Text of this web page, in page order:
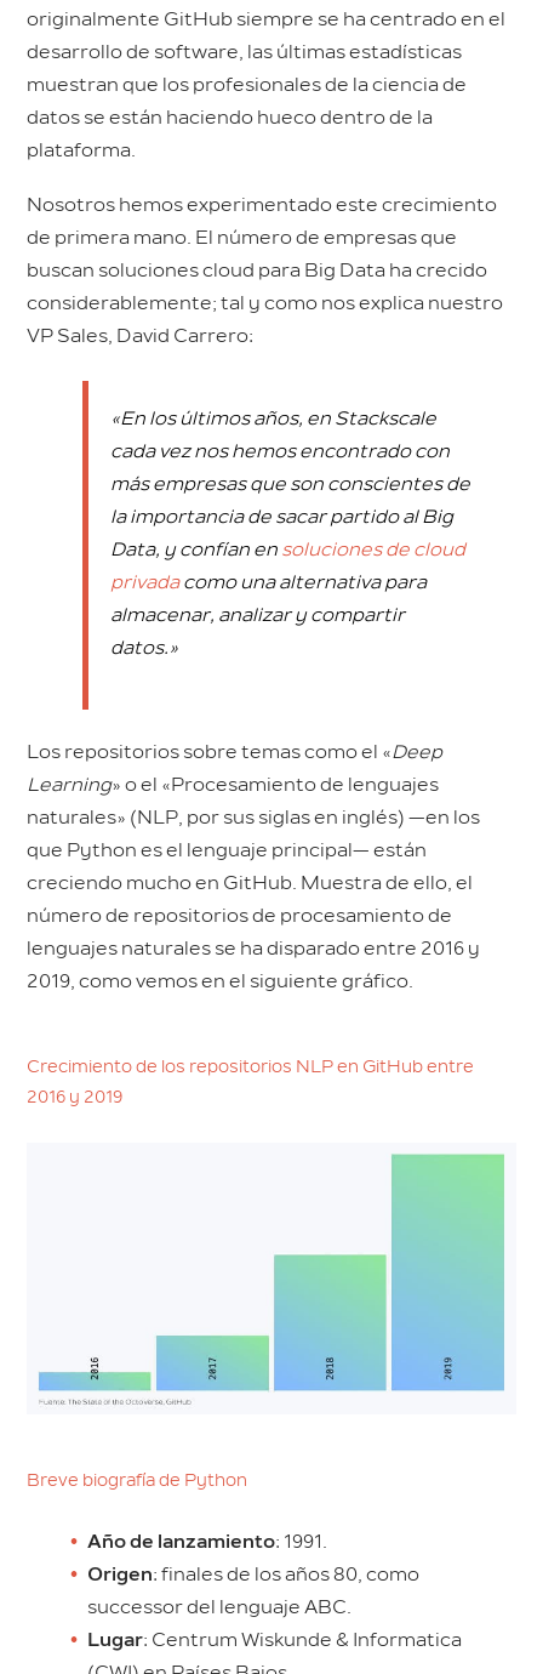
originalmente GitHub siempre se ha centrado en el
desarrollo de software, las últimas estadísticas
muestran que los profesionales de la ciencia de
datos se están haciendo hueco dentro de la
plataforma.
Nosotros hemos experimentado este crecimiento
de primera mano. El número de empresas que
buscan soluciones cloud para Big Data ha crecido
considerablemente; tal y como nos explica nuestro
VP Sales, David Carrero:
«En los últimos años, en Stackscale
cada vez nos hemos encontrado con
más empresas que son conscientes de
la importancia de sacar partido al Big
Data, y confían en soluciones de cloud
privadacomo una alternativa para
almacenar, analizar y compartir
datos.»
Los repositorios sobre temas como el «Deep
Learning» o el «Procesamiento de lenguajes
naturales» (NLP, por sus siglas en inglés) —en los
que Python es el lenguaje principal— están
creciendo mucho en GitHub. Muestra de ello, el
número de repositorios de procesamiento de
lenguajes naturales se ha disparado entre 2016 y
2019, como vemos en el siguiente gráfico.
Crecimiento de los repositorios NLP en GitHub entre
2016 y 2019
Breve biografía de Python
Año de lanzamiento: 1991.
Origen: finales de los años 80, como
successor del lenguaje ABC.
Lugar: Centrum Wiskunde & Informatica